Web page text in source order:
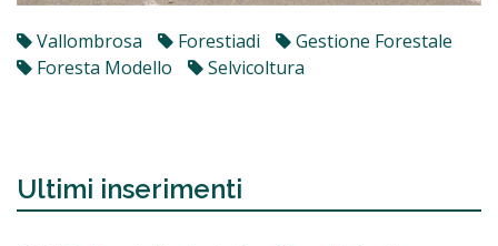
Vallombrosa Forestiadi
Gestione Forestale
Foresta Modello
Selvicoltura
Ultimi inserimenti